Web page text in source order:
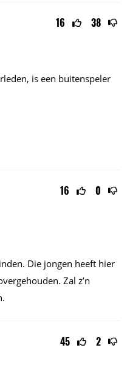
16 38
is een buitenspeler
16 0
Die jongen heeft hier
Zal z’n
45 2